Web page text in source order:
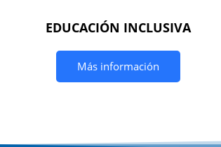
EDUCACIÓN INCLUSIVA
Más información